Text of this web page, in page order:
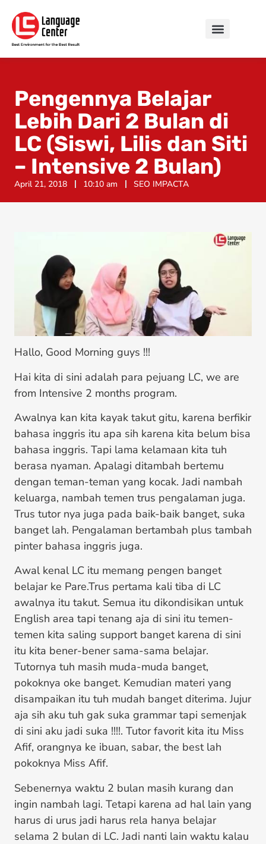
Pengennya Belajar
Lebih Dari 2 Bulan di
LC (Siswi, Lilis dan Siti
– Intensive 2 Bulan)
April 21, 2018 10:10 am SEO IMPACTA
Hallo, Good Morning guys !!!
Hai kita di sini adalah para pejuang LC, we are
from Intensive 2 months program.
Awalnya kan kita kayak takut gitu, karena berfikir
bahasa inggris itu apa sih karena kita belum bisa
bahasa inggris. Tapi lama kelamaan kita tuh
berasa nyaman. Apalagi ditambah bertemu
dengan teman-teman yang kocak. Jadi nambah
keluarga, nambah temen trus pengalaman juga.
Trus tutor nya juga pada baik-baik banget, suka
banget lah. Pengalaman bertambah plus tambah
pinter bahasa inggris juga.
Awal kenal LC itu memang pengen banget
belajar ke Pare.Trus pertama kali tiba di LC
awalnya itu takut. Semua itu dikondisikan untuk
English area tapi tenang aja di sini itu temen-
temen kita saling support banget karena di sini
itu kita bener-bener sama-sama belajar.
Tutornya tuh masih muda-muda banget,
pokoknya oke banget. Kemudian materi yang
disampaikan itu tuh mudah banget diterima. Jujur
aja sih aku tuh gak suka grammar tapi semenjak
di sini aku jadi suka !!!!. Tutor favorit kita itu Miss
Afif, orangnya ke ibuan, sabar, the best lah
pokoknya Miss Afif.
Sebenernya waktu 2 bulan masih kurang dan
ingin nambah lagi. Tetapi karena ad hal lain yang
harus di urus jadi harus rela hanya belajar
selama 2 bulan di LC. Jadi nanti lain waktu kalau